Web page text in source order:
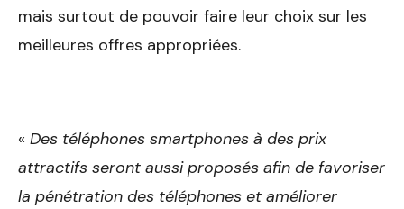
mais surtout de pouvoir faire leur choix sur les
meilleures offres appropriées.
« Des téléphones smartphones à des prix
attractifs seront aussi proposés afin de favoriser
la pénétration des téléphones et améliorer